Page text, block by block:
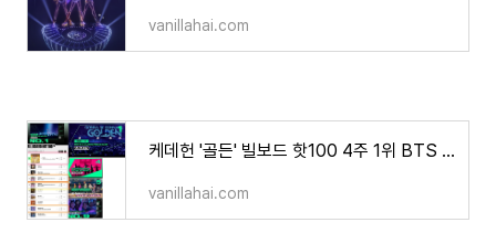
vanillahai.com
케데헌 '골든' 빌보드 핫100 4주 1위 BTS 넘고& 로제 MTV VMA 2관왕│K팝 글로벌 위상 총정리
vanillahai.com